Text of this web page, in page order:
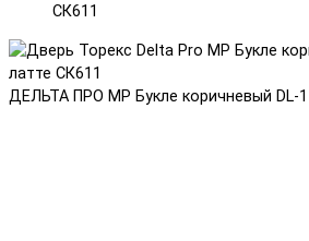
СК611
ДЕЛЬТА ПРО MP Букле коричневый DL-